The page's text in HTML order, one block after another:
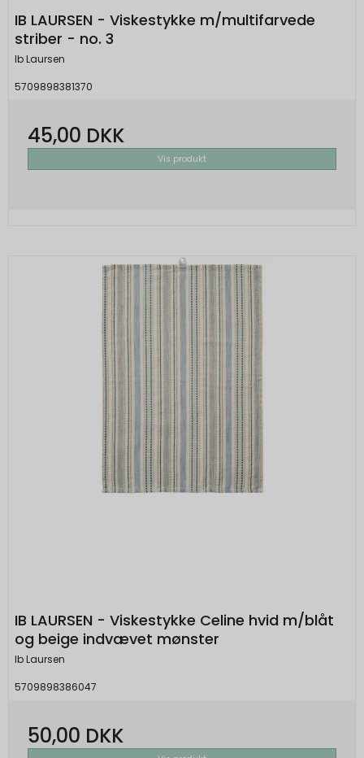
IB LAURSEN - Viskestykke m/multifarvede
striber - no. 3
Ib Laursen
5709898381370
45,00 DKK
Vis produkt
IB LAURSEN - Viskestykke Celine hvid m/blåt
og beige indvævet mønster
Ib Laursen
5709898386047
50,00 DKK